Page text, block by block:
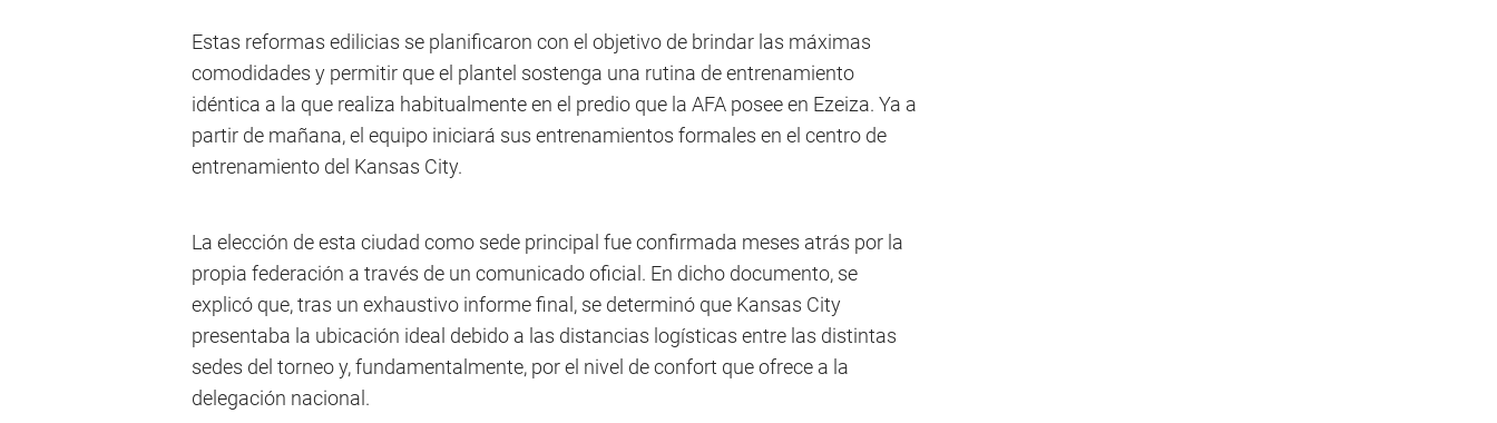
Estas reformas edilicias se planificaron con el objetivo de brindar las máximas
comodidades y permitir que el plantel sostenga una rutina de entrenamiento
idéntica a la que realiza habitualmente en el predio que la AFA posee en Ezeiza. Ya a
partir de mañana, el equipo iniciará sus entrenamientos formales en el centro de
entrenamiento del Kansas City.
La elección de esta ciudad como sede principal fue confirmada meses atrás por la
propia federación a través de un comunicado oficial. En dicho documento, se
explicó que, tras un exhaustivo informe final, se determinó que Kansas City
presentaba la ubicación ideal debido a las distancias logísticas entre las distintas
sedes del torneo y, fundamentalmente, por el nivel de confort que ofrece a la
delegación nacional.